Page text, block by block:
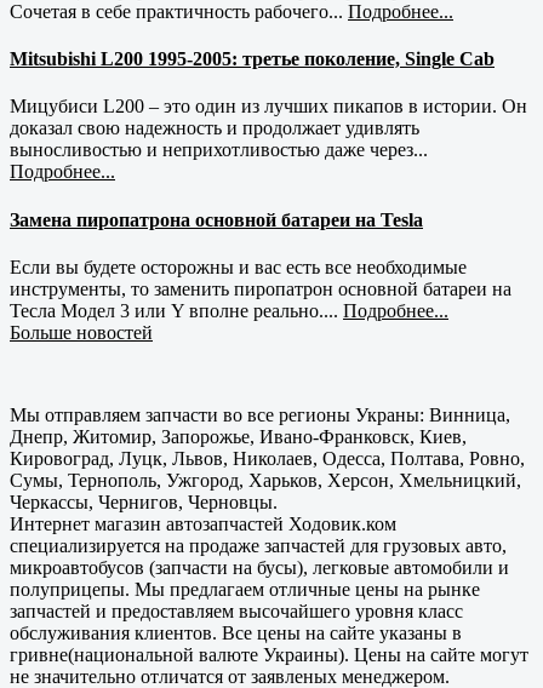
Сочетая в себе практичность рабочего... Подробнее...
Mitsubishi L200 1995-2005: третье поколение, Single Cab
Мицубиси L200 – это один из лучших пикапов в истории. Он
доказал свою надежность и продолжает удивлять
выносливостью и неприхотливостью даже через...
Подробнее...
Замена пиропатрона основной батареи на Tesla
Если вы будете осторожны и вас есть все необходимые
инструменты, то заменить пиропатрон основной батареи на
Тесла Модел 3 или Y вполне реально.... Подробнее...
Больше новостей
Мы отправляем запчасти во все регионы Украны: Винница,
Днепр, Житомир, Запорожье, Ивано-Франковск, Киев,
Кировоград, Луцк, Львов, Николаев, Одесса, Полтава, Ровно,
Сумы, Тернополь, Ужгород, Харьков, Херсон, Хмельницкий,
Черкассы, Чернигов, Черновцы.
Интернет магазин автозапчастей Ходовик.ком
специализируется на продаже запчастей для грузовых авто,
микроавтобусов (запчасти на бусы), легковые автомобили и
полуприцепы. Мы предлагаем отличные цены на рынке
запчастей и предоставляем высочайшего уровня класс
обслуживания клиентов. Все цены на сайте указаны в
гривне(национальной валюте Украины). Цены на сайте могут
не значительно отличатся от заявленых менеджером.